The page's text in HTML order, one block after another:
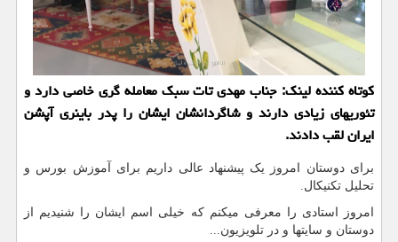
كوتاه كننده لینك: جناب مهدی تات سبك معامله گری خاصی دارد و
تئوریهای زیادی دارند و شاگردانشان ایشان را پدر باینری آپشن
ایران لقب دادند.
برای دوستان امروز یک پیشنهاد عالی داریم برای آموزش بورس و
تحلیل تکنیکال.
امروز استادی را معرفی میکنم که خیلی اسم ایشان را شنیدیم از
دوستان و سایتها و در تلویزیون...